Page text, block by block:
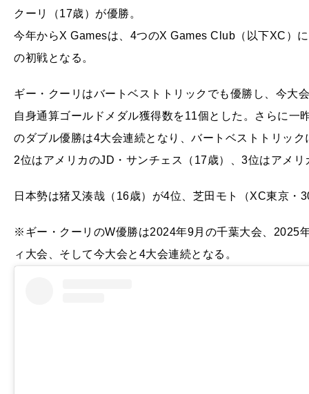
クーリ（17歳）が優勝。
今年からX Gamesは、4つのX Games Club（以下XC）
の初戦となる。
ギー・クーリはバートベストトリックでも優勝し、今大
自身通算ゴールドメダル獲得数を11個とした。さらに一
のダブル優勝は4大会連続となり、バートベストトリッ
2位はアメリカのJD・サンチェス（17歳）、3位はアメ
日本勢は猪又湊哉（16歳）が4位、芝田モト（XC東京・
※ギー・クーリのW優勝は2024年9月の千葉大会、2025
ィ大会、そして今大会と4大会連続となる。